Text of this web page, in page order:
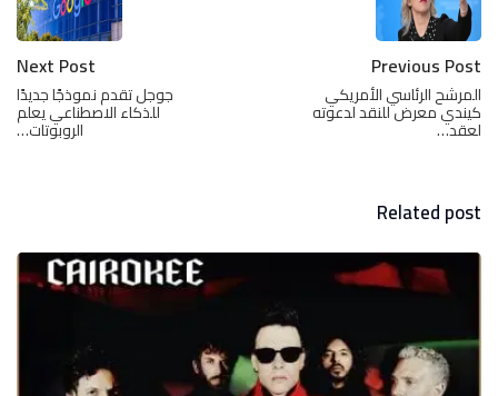
Previous Post
المرشح الرئاسي الأمريكي
كيندي معرض للنقد لدعوته
لعقد…
Next Post
جوجل تقدم نموذجًا جديدًا
للذكاء الاصطناعي يعلم
الروبوتات…
Related post